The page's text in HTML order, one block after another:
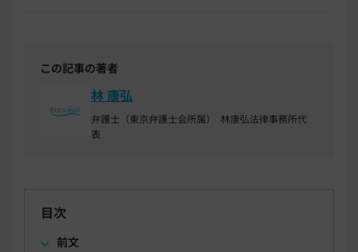
この記事の著者
林 康弘
弁護士（東京弁護士会所属） 林康弘法律事務所代
表
目次
前文